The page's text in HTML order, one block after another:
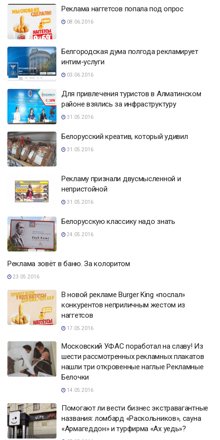
Реклама наггетсов попала под опрос
08.06.2016
Белгородская дума полгода рекламирует
интим-услуги
03.06.2016
Для привлечения туристов в Алматинском
районе взялись за инфраструктуру
31.05.2016
Белорусский креатив, который удивил
31.05.2016
Рекламу признали двусмысленной и
непристойной
31.05.2016
Белорусскую классику надо знать
24.05.2016
Реклама зовёт в баню. За колоритом
23.05.2016
В новой рекламе Burger King «послал»
конкурентов неприличным жестом из
наггетсов
17.05.2016
Московский УФАС поработал на славу! Из
шести рассмотренных рекламных плакатов
нашли три откровенные наглые Рекламные
Белочки
14.05.2016
Помогают ли вести бизнес экстравагантные
названия: ломбард «Раскольников», сауна
«Армагеддон» и турфирма «Ах уедь»?